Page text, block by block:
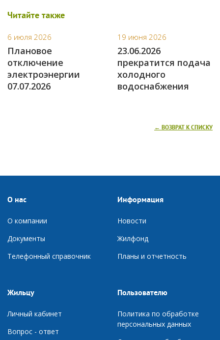
Читайте также
6 июля 2026
Плановое
отключение
электроэнергии
07.07.2026
19 июня 2026
23.06.2026
прекратится подача
холодного
водоснабжения
← ВОЗВРАТ К СПИСКУ
О нас
О компании
Документы
Телефонный справочник
Информация
Новости
Жилфонд
Планы и отчетность
Жильцу
Личный кабинет
Вопрос - ответ
Пользователю
Политика по обработке
персональных данных